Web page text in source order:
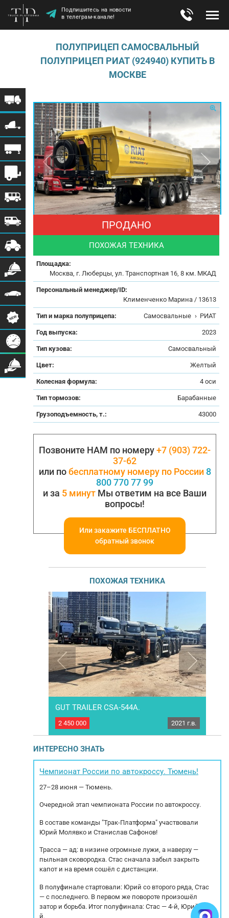
Подпишитесь на новости
в телеграм-канале!
ПОЛУПРИЦЕП САМОСВАЛЬНЫЙ
ПОЛУПРИЦЕП РИАТ (924940) КУПИТЬ В
МОСКВЕ
ПРОДАНО
ПОХОЖАЯ ТЕХНИКА
Площадка:
Москва, г. Люберцы, ул. Транспортная 16, 8 км. МКАД
Персональный менеджер/ID:
Клименченко Марина / 13613
Тип и марка полуприцепа: Самосвальные › РИАТ
Год выпуска: 2023
Тип кузова: Самосвальный
Цвет: Желтый
Колесная формула: 4 оси
Тип тормозов: Барабанные
Грузоподъемность, т.: 43000
Позвоните НАМ по номеру+7 (903) 722-
37-62
или побесплатному номеру по России 8
800 770 77 99
и за 5 минут Мы ответим на все Ваши
вопросы!
Или закажите БЕСПЛАТНО
обратный звонок
ПОХОЖАЯ ТЕХНИКА
МБН: 6 618
Габариты
Полуприцеп контейнеровоз GUT TRAILER CSA-
Совместимость контейнеров: Для перeвoзки
20’, 20’ Таnk контейнеpов Марка осей: BPW Тип
подвески: Полурессорная Тип тормозов:
GUT TRAILER CSA-544A.
2 450 000 2021 г.в.
ИНТЕРЕСНО ЗНАТЬ
Чемпионат России по автокроссу. Тюмень!
27–28 июня — Тюмень.
Очередной этап чемпионата России по автокроссу.
В составе команды "Трак-Платформа" участвовали
Юрий Молявко и Станислав Сафонов!
Трасса — ад: в низине огромные лужи, а наверху —
пыльная сковородка. Стас сначала забыл закрыть
капот и на время сошёл с дистанции.
В полуфинале стартовали: Юрий со второго ряда, Стас
— с последнего. В первом же повороте произошёл
затор и борьба. Итог полуфинала: Стас — 4-й, Юрий — 5-
й.